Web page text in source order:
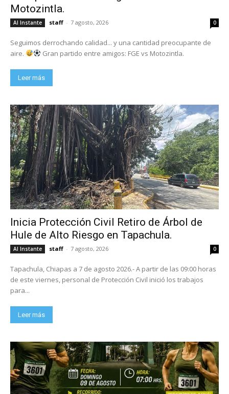
Motozintla.
Al Instante staff - 7 agosto, 2026 0
Seguimos derrochando calidad... y una cantidad preocupante de
aire.
Gran partido entre amigos: FGE vs Motozintla.
Leer más
Inicia Protección Civil Retiro de Árbol de
Hule de Alto Riesgo en Tapachula.
Al Instante staff - 7 agosto, 2026 0
Tapachula, Chiapas a 7 de agosto 2026.- A partir de las 09:00 horas
de este viernes, personal de Protección Civil inició los trabajos
para...
Leer más